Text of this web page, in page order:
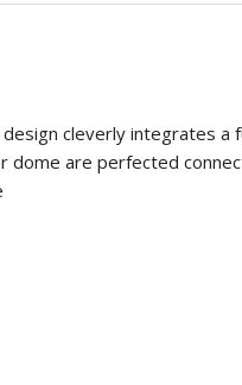
cleverly integrates a
dome are perfected